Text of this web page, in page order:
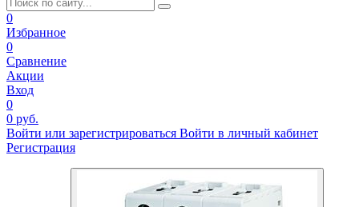
0
Избранное
0
Сравнение
Акции
Вход
0
0 руб.
Войти или зарегистрироваться Войти в личный кабинет
Регистрация